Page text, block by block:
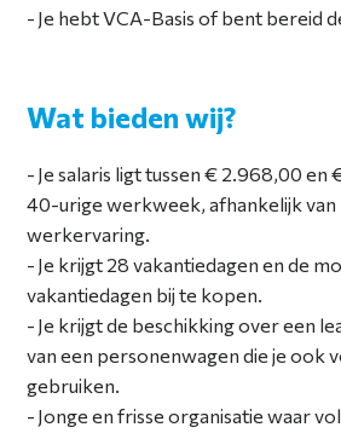
Je hebt VCA-Basis of bent bereid
Wat bieden wij?
Je salaris ligt tussen € 2.968,00 en
40-urige werkweek, afhankelijk van
werkervaring.
Je krijgt 28 vakantiedagen en de
vakantiedagen bij te kopen.
Je krijgt de beschikking over een
van een personenwagen die je ook
gebruiken.
Jonge en frisse organisatie waar